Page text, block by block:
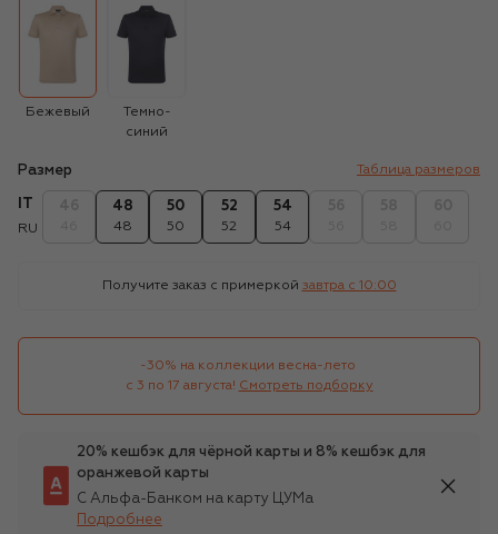
Бежевый
Темно-
синий
Размер Таблица размеров
RU
48
48
50
50
52
52
54
54
Получите заказ с примеркой завтра c 10:00
-30% на коллекции весна-лето
с 3 по 17 августа! Смотреть подборку
20% кешбэк для чёрной карты и 8% кешбэк для
оранжевой карты
С Альфа-Банком на карту ЦУМа
Подробнее